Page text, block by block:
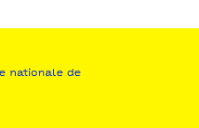
nationale de